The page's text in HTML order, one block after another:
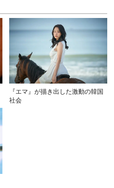
『エマ』が描き出した激動の韓国
社会